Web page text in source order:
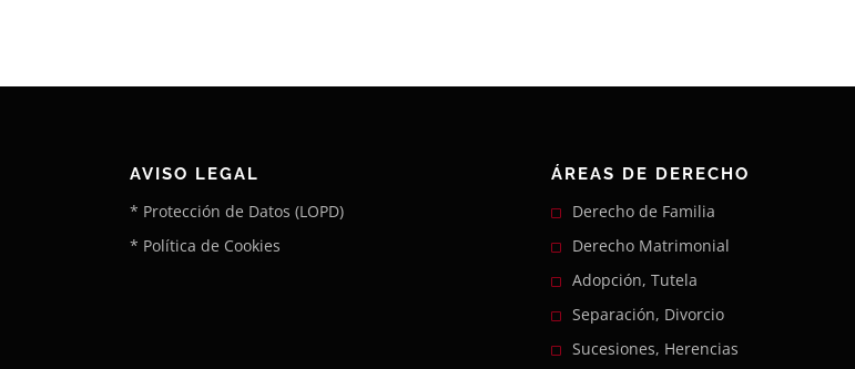
AVISO LEGAL
* Protección de Datos (LOPD)
* Política de Cookies
ÁREAS DE DERECHO
Derecho de Familia
Derecho Matrimonial
Adopción, Tutela
Separación, Divorcio
Sucesiones, Herencias